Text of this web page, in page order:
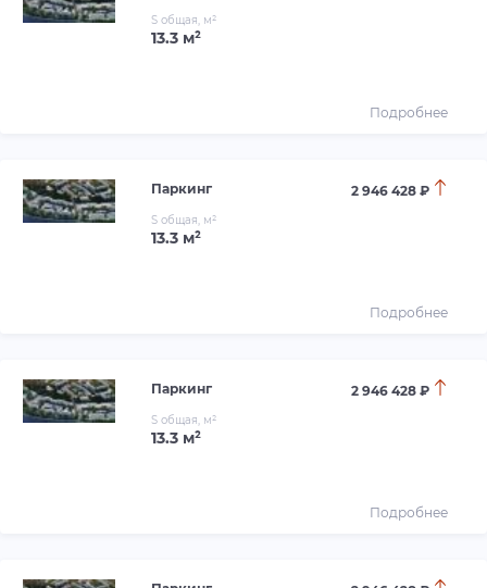
S общая, м²
13.3 м²
Подробнее
Паркинг 2 946 428 ₽
S общая, м²
13.3 м²
Подробнее
Паркинг 2 946 428 ₽
S общая, м²
13.3 м²
Подробнее